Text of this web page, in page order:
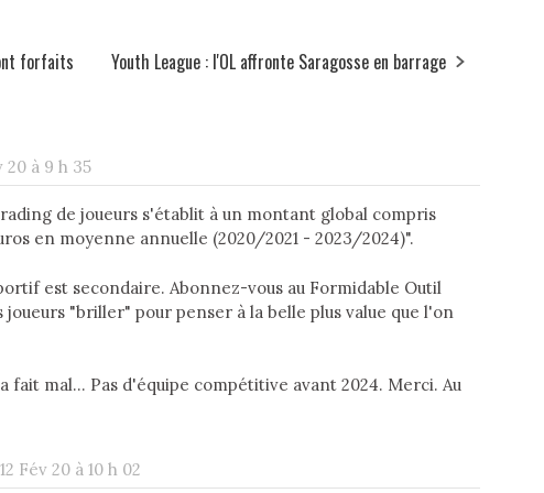
forfaits Youth League : l'OL affronte Saragosse en barrage
20 à 9 h 35
de joueurs s'établit à un montant global compris
en moyenne annuelle (2020/2021 - 2023/2024)".
est secondaire. Abonnez-vous au Formidable Outil
joueurs "briller" pour penser à la belle plus value que l'on
fait mal... Pas d'équipe compétitive avant 2024. Merci. Au
Fév 20 à 10 h 02